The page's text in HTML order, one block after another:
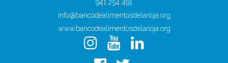
941 254 491
info@bancodealimentosdelarioja.org
www.bancodealimentosdelarioja.org